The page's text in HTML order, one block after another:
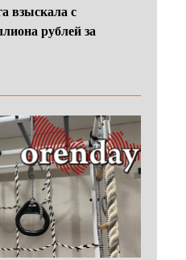
взыскала с
рублей за